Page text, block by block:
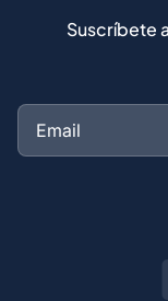
Suscríbete